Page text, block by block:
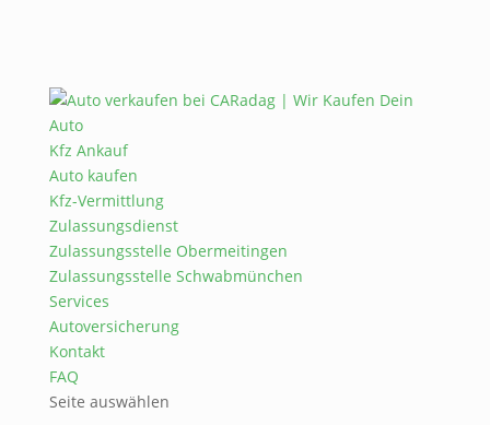
Kfz Ankauf
Auto kaufen
Kfz-Vermittlung
Zulassungsdienst
Zulassungsstelle Obermeitingen
Zulassungsstelle Schwabmünchen
Services
Autoversicherung
Kontakt
FAQ
Seite auswählen